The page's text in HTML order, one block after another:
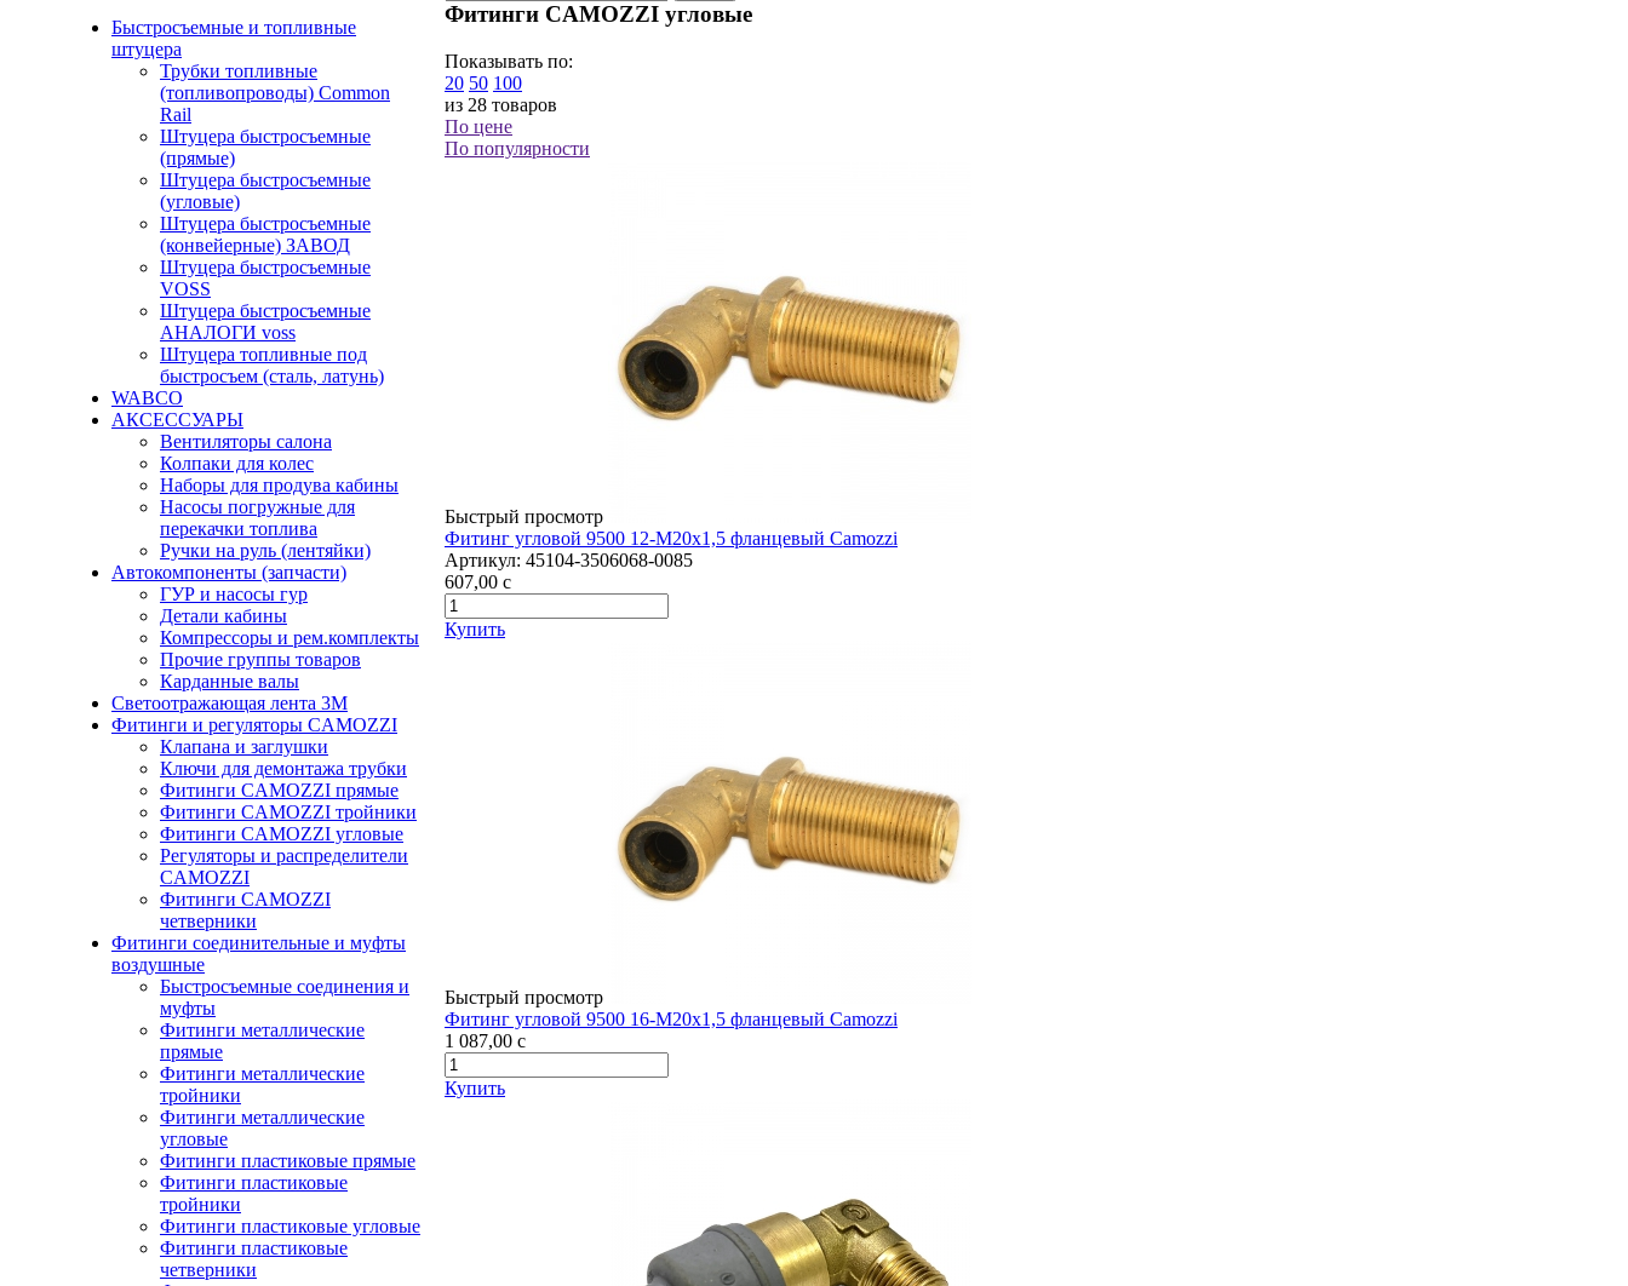
Быстросъемные и топливные
штуцера
Трубки топливные
(топливопроводы) Common
Rail
Штуцера быстросъемные
(прямые)
Штуцера быстросъемные
(угловые)
Штуцера быстросъемные
(конвейерные) ЗАВОД
Штуцера быстросъемные
VOSS
Штуцера быстросъемные
АНАЛОГИ voss
Штуцера топливные под
быстросъем (сталь, латунь)
WABCO
АКСЕССУАРЫ
Вентиляторы салона
Колпаки для колес
Наборы для продува кабины
Насосы погружные для
перекачки топлива
Ручки на руль (лентяйки)
Автокомпоненты (запчасти)
ГУР и насосы гур
Детали кабины
Компрессоры и рем.комплекты
Прочие группы товаров
Карданные валы
Светоотражающая лента 3М
Фитинги и регуляторы CAMOZZI
Клапана и заглушки
Ключи для демонтажа трубки
Фитинги CAMOZZI прямые
Фитинги CAMOZZI тройники
Фитинги CAMOZZI угловые
Регуляторы и распределители
CAMOZZI
Фитинги CAMOZZI
четверники
Фитинги соединительные и муфты
воздушные
Быстросъемные соединения и
муфты
Фитинги металлические
прямые
Фитинги металлические
тройники
Фитинги металлические
угловые
Фитинги пластиковые прямые
Фитинги пластиковые
тройники
Фитинги пластиковые угловые
Фитинги пластиковые
четверники
Фитинги CAMOZZI угловые
Показывать по:
20 50 100
из 28 товаров
По цене
По популярности
Быстрый просмотр
Фитинг угловой 9500 12-М20х1,5 фланцевый Camozzi
Артикул: 45104-3506068-0085
607,00 c
Купить
Быстрый просмотр
Фитинг угловой 9500 16-М20х1,5 фланцевый Camozzi
1 087,00 c
Купить